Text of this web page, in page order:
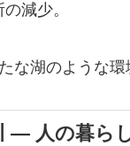
減少。
な湖のような
― 人の暮ら